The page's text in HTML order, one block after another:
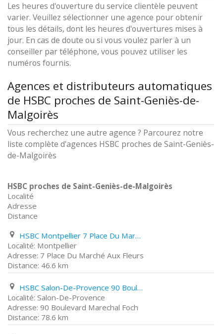
Les heures d'ouverture du service clientèle peuvent
varier. Veuillez sélectionner une agence pour obtenir
tous les détails, dont les heures d'ouvertures mises à
jour. En cas de doute ou si vous voulez parler à un
conseiller par téléphone, vous pouvez utiliser les
numéros fournis.
Agences et distributeurs automatiques
de HSBC proches de Saint-Geniès-de-
Malgoirès
Vous recherchez une autre agence ? Parcourez notre
liste complète d'agences HSBC proches de Saint-Geniès-
de-Malgoirès
HSBC proches de Saint-Geniès-de-Malgoirès
Localité
Adresse
Distance
HSBC Montpellier 7 Place Du Marché Aux Fleurs
Montpellier
7 Place Du Marché Aux Fleurs
46.6 km
HSBC Salon-De-Provence 90 Boulevard Marechal Foch
Salon-De-Provence
90 Boulevard Marechal Foch
78.6 km